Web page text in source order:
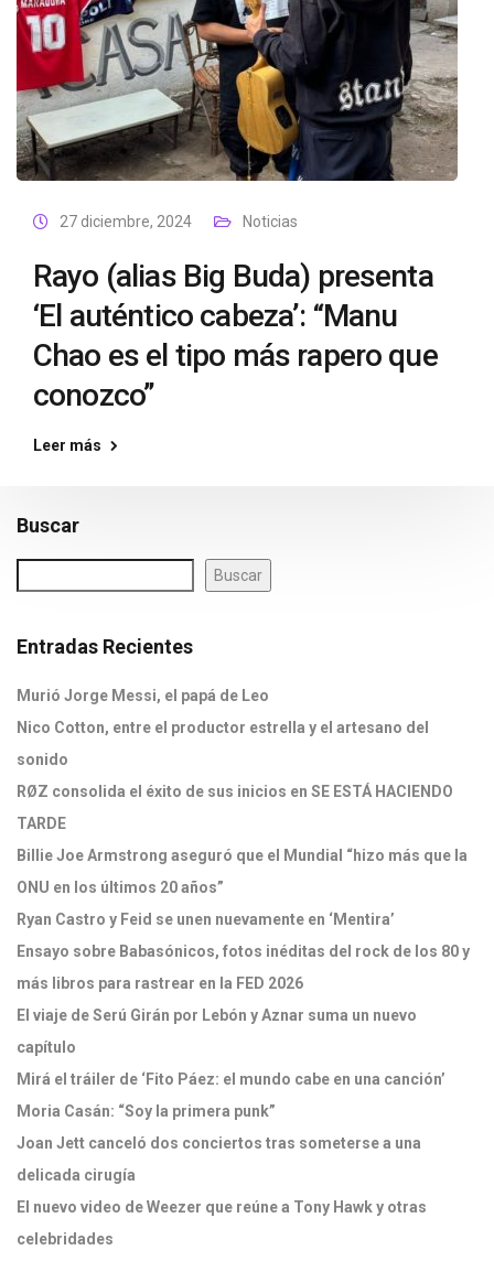
27 diciembre, 2024 Noticias
Rayo (alias Big Buda) presenta
‘El auténtico cabeza’: “Manu
Chao es el tipo más rapero que
conozco”
Leer más
Buscar
Buscar
Entradas Recientes
Murió Jorge Messi, el papá de Leo
Nico Cotton, entre el productor estrella y el artesano del
sonido
RØZ consolida el éxito de sus inicios en SE ESTÁ HACIENDO
TARDE
Billie Joe Armstrong aseguró que el Mundial “hizo más que la
ONU en los últimos 20 años”
Ryan Castro y Feid se unen nuevamente en ‘Mentira’
Ensayo sobre Babasónicos, fotos inéditas del rock de los 80 y
más libros para rastrear en la FED 2026
El viaje de Serú Girán por Lebón y Aznar suma un nuevo
capítulo
Mirá el tráiler de ‘Fito Páez: el mundo cabe en una canción’
Moria Casán: “Soy la primera punk”
Joan Jett canceló dos conciertos tras someterse a una
delicada cirugía
El nuevo video de Weezer que reúne a Tony Hawk y otras
celebridades